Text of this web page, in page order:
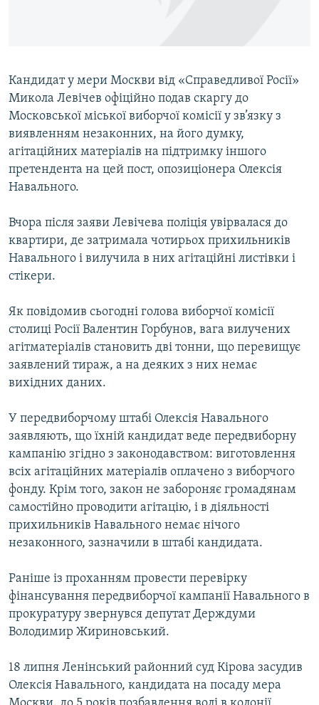
ІНФОГРАФІКА
ДОЛУЧАЙСЯ!
Усі сайти RFE/RL
Кандидат у мери Москви від «Справедливої Росії»
Микола Левічев офіційно подав скаргу до
Московської міської виборчої комісії у зв’язку з
виявленням незаконних, на його думку,
агітаційних матеріалів на підтримку іншого
претендента на цей пост, опозиціонера Олексія
Навального.
Вчора після заяви Левічева поліція увірвалася до
квартири, де затримала чотирьох прихильників
Навального і вилучила в них агітаційні листівки і
стікери.
Як повідомив сьогодні голова виборчої комісії
столиці Росії Валентин Горбунов, вага вилучених
агітматеріалів становить дві тонни, що перевищує
заявлений тираж, а на деяких з них немає
вихідних даних.
У передвиборчому штабі Олексія Навального
заявляють, що їхній кандидат веде передвиборну
кампанію згідно з законодавством: виготовлення
всіх агітаційних матеріалів оплачено з виборчого
фонду. Крім того, закон не забороняє громадянам
самостійно проводити агітацію, і в діяльності
прихильників Навального немає нічого
незаконного, зазначили в штабі кандидата.
Раніше із проханням провести перевірку
фінансування передвиборчої кампанії Навального в
прокуратуру звернувся депутат Держдуми
Володимир Жириновський.
18 липня Ленінський районний суд Кірова засудив
Олексія Навального, кандидата на посаду мера